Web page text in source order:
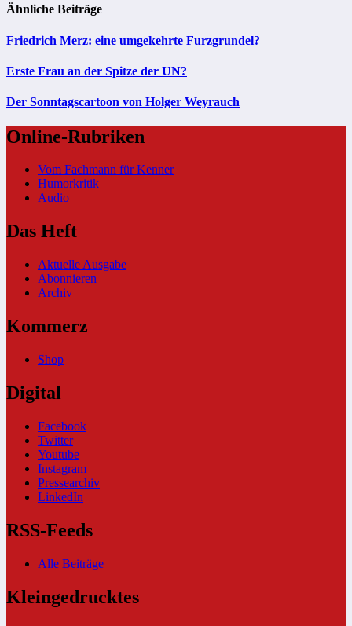
Ähnliche Beiträge
Friedrich Merz: eine umgekehrte Furzgrundel?
Erste Frau an der Spitze der UN?
Der Sonntagscartoon von Holger Weyrauch
Online-Rubriken
Vom Fachmann für Kenner
Humorkritik
Audio
Das Heft
Aktuelle Ausgabe
Abonnieren
Archiv
Kommerz
Shop
Digital
Facebook
Twitter
Youtube
Instagram
Pressearchiv
LinkedIn
RSS-Feeds
Alle Beiträge
Kleingedrucktes